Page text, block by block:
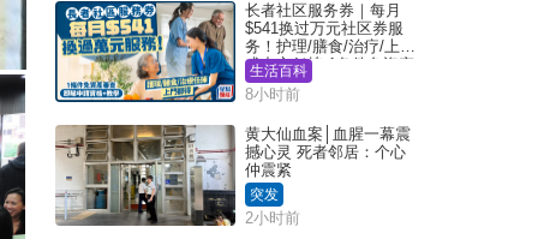
长者社区服务券｜每月
$541换过万元社区券服
务！护理/膳食/治疗/上门
或中心任拣 1条件免资产
审查（附申请资格及教
学）
生活百科
8小时前
黄大仙血案│血腥一幕震
撼心灵 死者邻居：个心
仲震紧
突发
2小时前